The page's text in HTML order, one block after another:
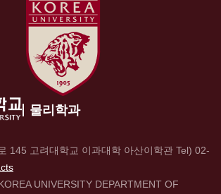
물리학과
145 고려대학교 이과대학 아산이학관 Tel) 02-
UNIVERSITY DEPARTMENT OF